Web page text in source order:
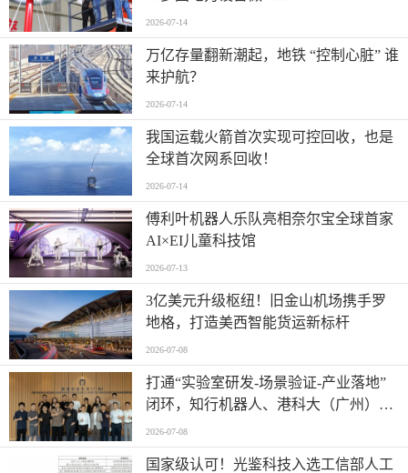
2026-07-14
万亿存量翻新潮起，地铁 “控制心脏” 谁
来护航？
2026-07-14
我国运载火箭首次实现可控回收，也是
全球首次网系回收！
2026-07-14
傅利叶机器人乐队亮相奈尔宝全球首家
AI×EI儿童科技馆
2026-07-13
​3亿美元升级枢纽！旧金山机场携手罗
地格，打造美西智能货运新标杆
2026-07-08
打通“实验室研发-场景验证-产业落地”
闭环，知行机器人、港科大（广州）、
北京粤电三方联合解锁城市服务机器人
规模化应用
2026-07-08
国家级认可！光鉴科技入选工信部人工